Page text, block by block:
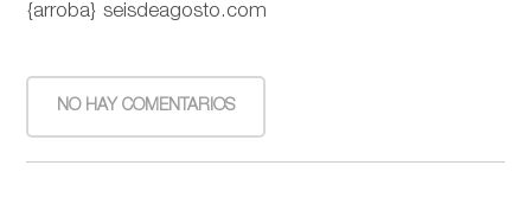
{arroba} seisdeagosto.com
NO HAY COMENTARIOS